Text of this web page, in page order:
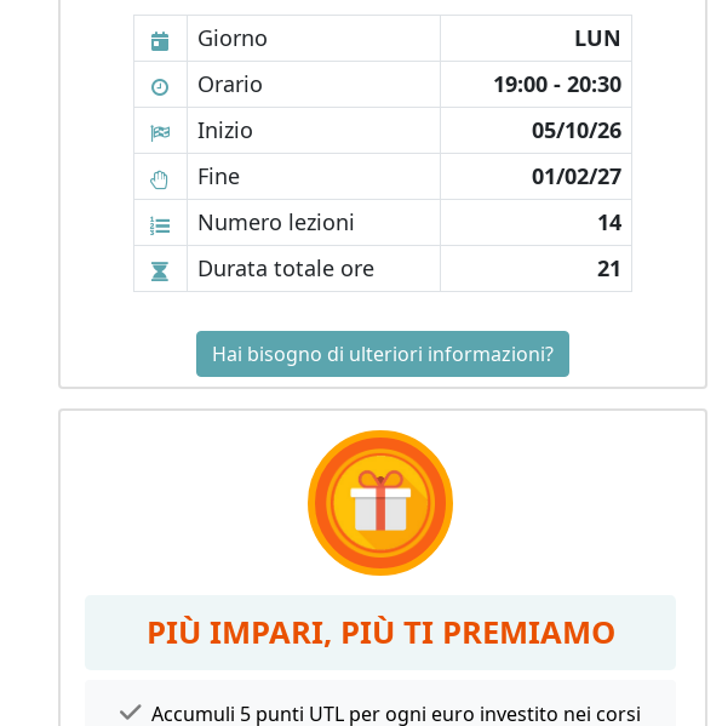
Giorno
LUN
Orario
19:00 - 20:30
Inizio
05/10/26
Fine
01/02/27
Numero lezioni
14
Durata totale ore
21
Hai bisogno di ulteriori informazioni?
PIÙ IMPARI, PIÙ TI PREMIAMO
Accumuli 5 punti UTL per ogni euro investito nei corsi